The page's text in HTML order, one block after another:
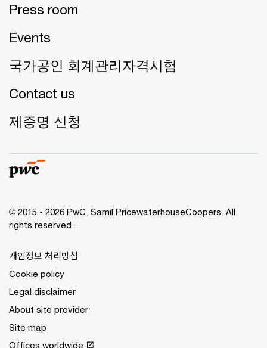
Press room
Events
국가공인 회계관리자격시험
Contact us
제증명 신청
© 2015 - 2026 PwC. Samil PricewaterhouseCoopers. All
rights reserved.
개인정보 처리방침
Cookie policy
Legal disclaimer
About site provider
Site map
Offices worldwide